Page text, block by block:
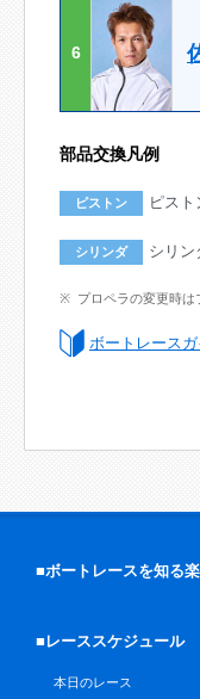
6
部品交換凡例
ピストン ピスト
シリンダ シリン
プロペラの変更時は
ボートレース
■ボートレースを知る
■レーススケジュール
本日のレース